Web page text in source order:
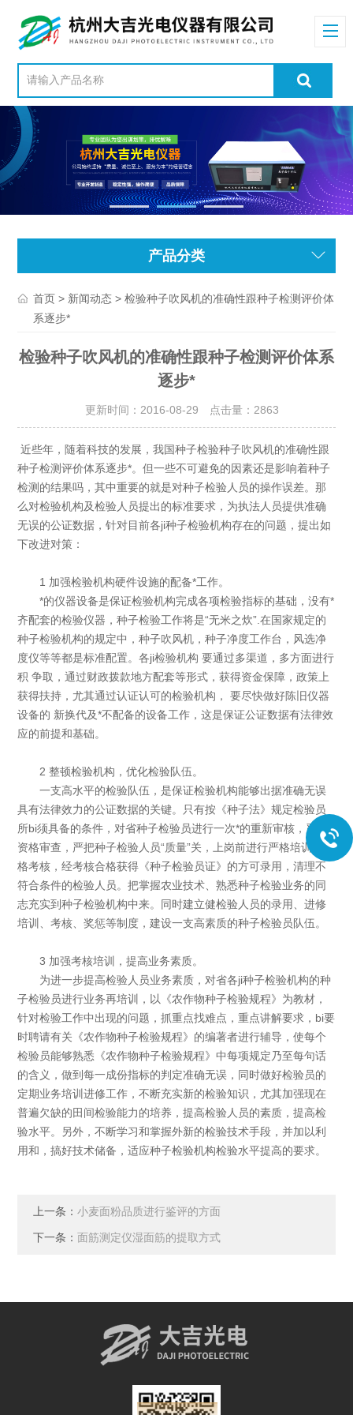
产品分类
首页 > 新闻动态 > 检验种子吹风机的准确性跟种子检测评价体
系逐步*
检验种子吹风机的准确性跟种子检测评价体系
逐步*
更新时间：2016-08-29 点击量： 2863
近些年，随着科技的发展，我国种子检验种子吹风机的准确性跟
种子检测评价体系逐步*。但一些不可避免的因素还是影响着种子
检测的结果吗，其中重要的就是对种子检验人员的操作误差。那
么对检验机构及检验人员提出的标准要求，为执法人员提供准确
无误的公证数据，针对目前各ji种子检验机构存在的问题，提出如
下改进对策：
1 加强检验机构硬件设施的配备*工作。
*的仪器设备是保证检验机构完成各项检验指标的基础，没有*
齐配套的检验仪器，种子检验工作将是“无米之炊”.在国家规定的
种子检验机构的规定中，种子吹风机，种子净度工作台，风选净
度仪等等都是标准配置。各ji检验机构 要通过多渠道，多方面进行
积 争取，通过财政拨款地方配套等形式，获得资金保障，政策上
获得扶持，尤其通过认证认可的检验机构， 要尽快做好陈旧仪器
设备的 新换代及*不配备的设备工作，这是保证公证数据有法律效
应的前提和基础。
2 整顿检验机构，优化检验队伍。
一支高水平的检验队伍，是保证检验机构能够出据准确无误
具有法律效力的公证数据的关键。只有按《种子法》规定检验员
所bi须具备的条件，对省种子检验员进行一次*的重新审核，严格
资格审查，严把种子检验人员“质量”关，上岗前进行严格培训，严
格考核，经考核合格获得《种子检验员证》的方可录用，清理不
符合条件的检验人员。把掌握农业技术、熟悉种子检验业务的同
志充实到种子检验机构中来。同时建立健检验人员的录用、进修
培训、考核、奖惩等制度，建设一支高素质的种子检验员队伍。
3 加强考核培训，提高业务素质。
为进一步提高检验人员业务素质，对省各ji种子检验机构的种
子检验员进行业务再培训，以《农作物种子检验规程》为教材，
针对检验工作中出现的问题，抓重点找难点，重点讲解要求，bi要
时聘请有关《农作物种子检验规程》的编著者进行辅导，使每个
检验员能够熟悉《农作物种子检验规程》中每项规定乃至每句话
的含义，做到每一成份指标的判定准确无误，同时做好检验员的
定期业务培训进修工作，不断充实新的检验知识，尤其加强现在
普遍欠缺的田间检验能力的培养，提高检验人员的素质，提高检
验水平。另外，不断学习和掌握外新的检验技术手段，并加以利
用和，搞好技术储备，适应种子检验机构检验水平提高的要求。
上一条：小麦面粉品质进行鉴评的方面
下一条：面筋测定仪湿面筋的提取方式